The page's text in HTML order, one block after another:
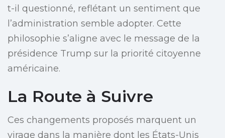
t-il questionné, reflétant un sentiment que
l’administration semble adopter. Cette
philosophie s’aligne avec le message de la
présidence Trump sur la priorité citoyenne
américaine.
La Route à Suivre
Ces changements proposés marquent un
virage dans la manière dont les États-Unis